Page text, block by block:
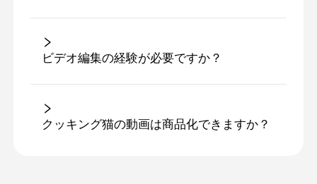
ビデオ編集の経験が必要ですか？
クッキング猫の動画は商品化できますか？